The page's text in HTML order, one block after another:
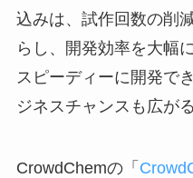
込みは、試作回数の削
らし、開発効率を大幅
スピーディーに開発で
ジネスチャンスも広が
CrowdChemの「